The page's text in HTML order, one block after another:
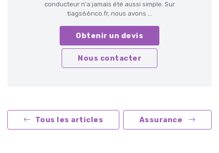
conducteur n'a jamais été aussi simple. Sur
tiags66nco.fr, nous avons ...
Obtenir un devis
Nous contacter
Tous les articles Assurance